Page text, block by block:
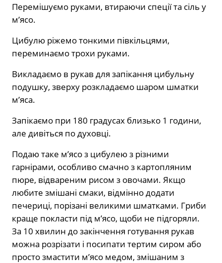
Перемішуємо руками, втираючи спеції та сіль у
м’ясо.
Цибулю ріжемо тонкими півкільцями,
переминаємо трохи руками.
Викладаємо в рукав для запікання цибульну
подушку, зверху розкладаємо шаром шматки
м’яса.
Запікаємо при 180 градусах близько 1 години,
але дивіться по духовці.
Подаю таке м’ясо з цибулею з різними
гарнірами, особливо смачно з картопляним
пюре, відвареним рисом з овочами. Якщо
любите змішані смаки, відмінно додати
печериці, порізані великими шматками. Гриби
краще покласти під м’ясо, щоби не підгоряли.
За 10 хвилин до закінчення готування рукав
можна розрізати і посипати тертим сиром або
просто змастити м’ясо медом, змішаним з